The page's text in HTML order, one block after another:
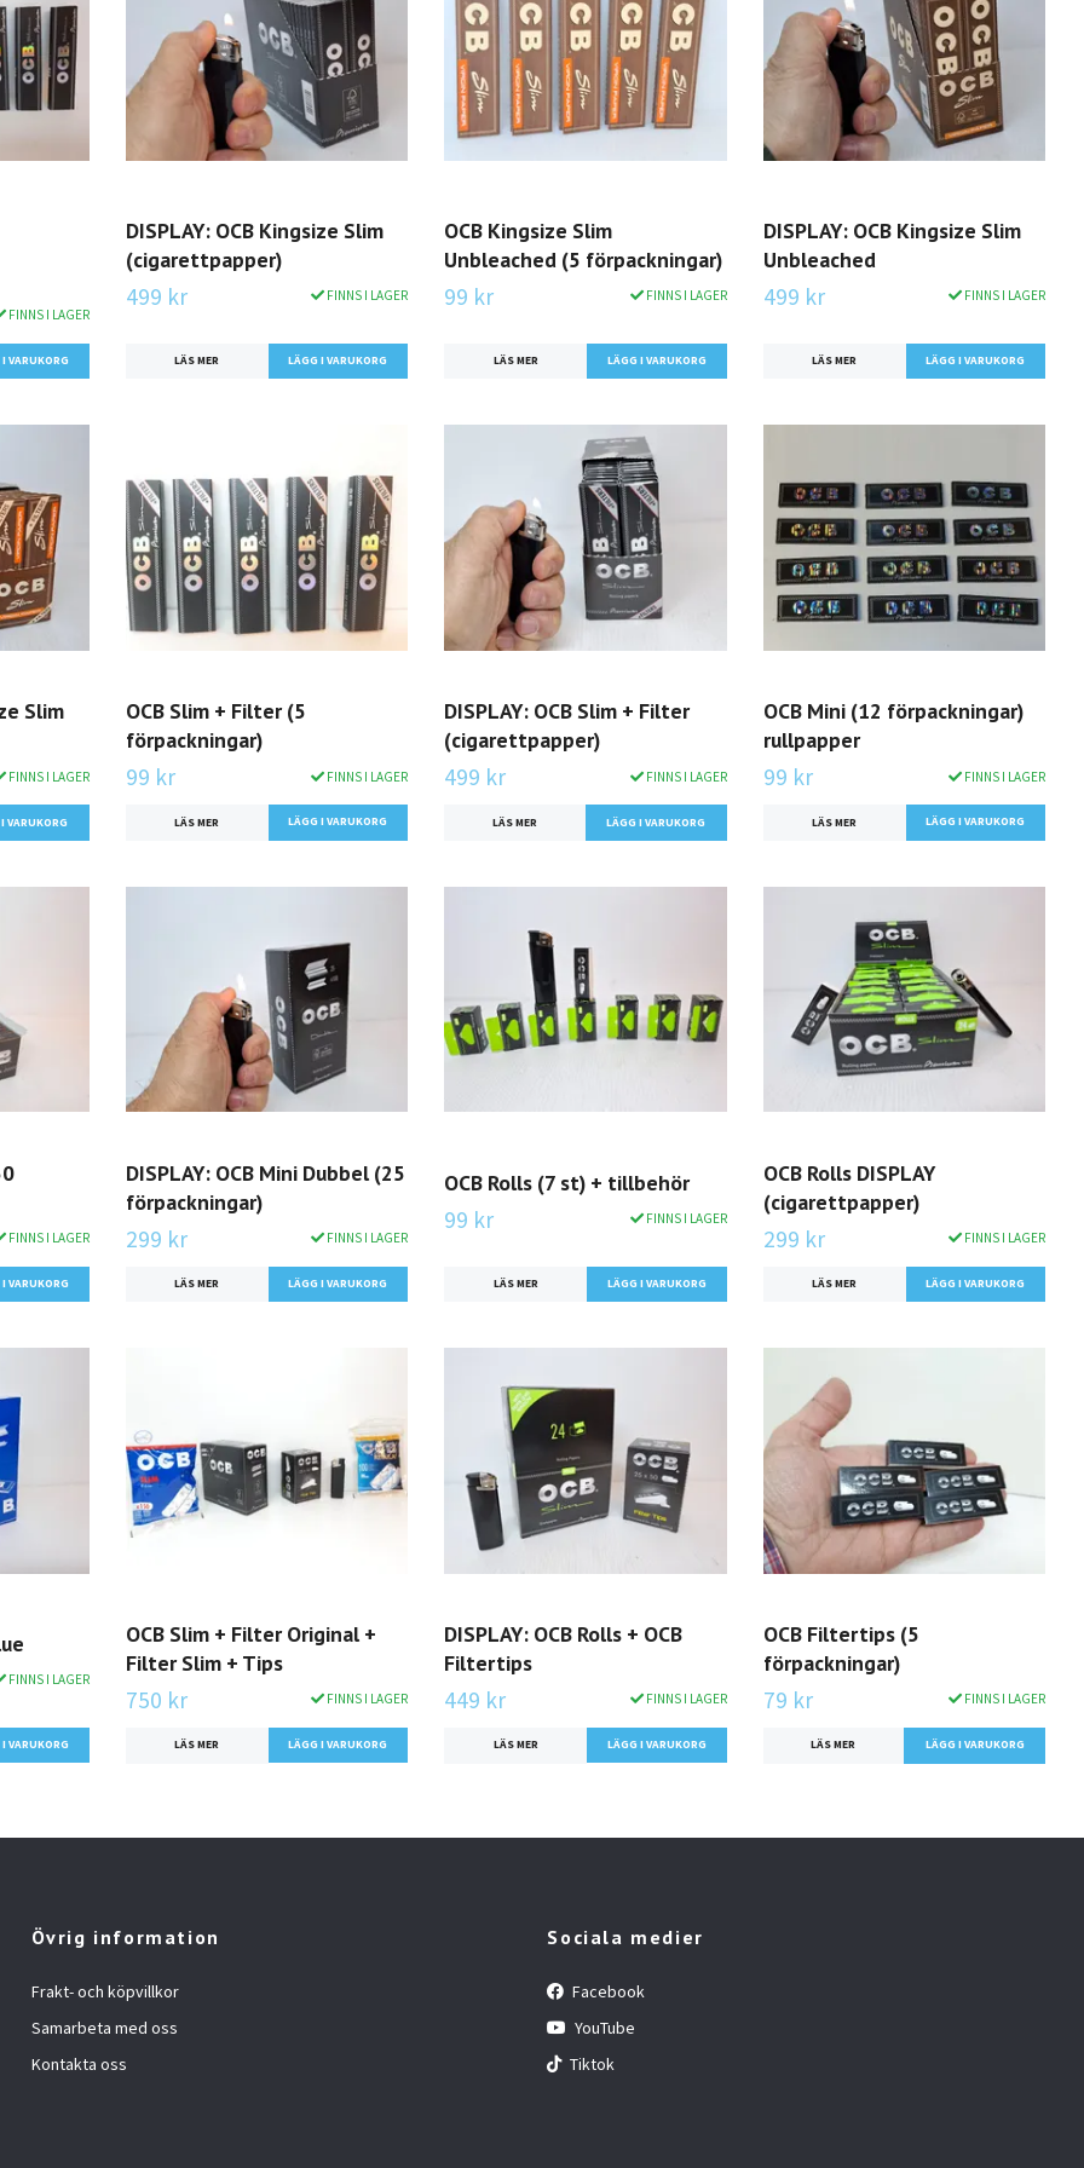
FINNS I LAGER
DISPLAY: OCB Kingsize Slim
(cigarettpapper)
499 kr FINNS I LAGER
LÄS MER
OCB Kingsize Slim
Unbleached (5 förpackningar)
99 kr FINNS I LAGER
LÄS MER
DISPLAY: OCB Kingsize Slim
Unbleached
499 kr FINNS I LAGER
LÄS MER
Slim
FINNS I LAGER
VARUKORG
OCB Slim + Filter (5
förpackningar)
99 kr FINNS I LAGER
LÄS MER
DISPLAY: OCB Slim + Filter
(cigarettpapper)
499 kr FINNS I LAGER
LÄS MER LÄGG I VARUKORG
OCB Mini (12 förpackningar)
rullpapper
99 kr FINNS I LAGER
LÄS MER
FINNS I LAGER
DISPLAY: OCB Mini Dubbel (25
förpackningar)
299 kr FINNS I LAGER
LÄS MER
OCB Rolls (7 st) + tillbehör
99 kr FINNS I LAGER
LÄS MER
OCB Rolls DISPLAY
(cigarettpapper)
299 kr FINNS I LAGER
LÄS MER
FINNS I LAGER
OCB Slim + Filter Original +
Filter Slim + Tips
750 kr FINNS I LAGER
LÄS MER
DISPLAY: OCB Rolls + OCB
Filtertips
449 kr FINNS I LAGER
LÄS MER
OCB Filtertips (5
förpackningar)
79 kr FINNS I LAGER
LÄS MER LÄGG I VARUKORG
Övrig information
Frakt- och köpvillkor
Samarbeta med oss
Kontakta oss
Sociala medier
Facebook
YouTube
Tiktok